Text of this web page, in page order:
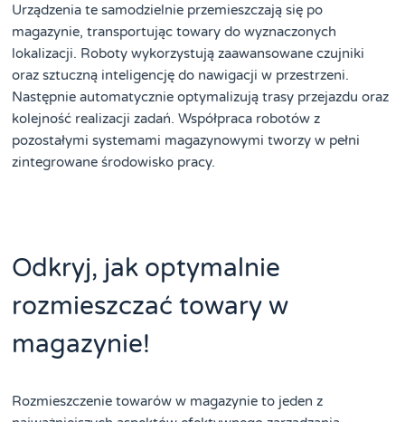
Urządzenia te samodzielnie przemieszczają się po
magazynie, transportując towary do wyznaczonych
lokalizacji. Roboty wykorzystują zaawansowane czujniki
oraz sztuczną inteligencję do nawigacji w przestrzeni.
Następnie automatycznie optymalizują trasy przejazdu oraz
kolejność realizacji zadań. Współpraca robotów z
pozostałymi systemami magazynowymi tworzy w pełni
zintegrowane środowisko pracy.
Odkryj, jak optymalnie
rozmieszczać towary w
magazynie!
Rozmieszczenie towarów w magazynie to jeden z